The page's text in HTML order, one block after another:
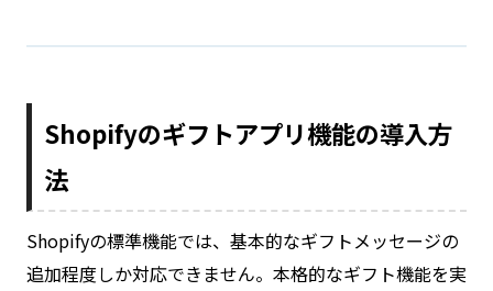
Shopifyのギフトアプリ機能の導入方
法
Shopifyの標準機能では、基本的なギフトメッセージの
追加程度しか対応できません。本格的なギフト機能を実